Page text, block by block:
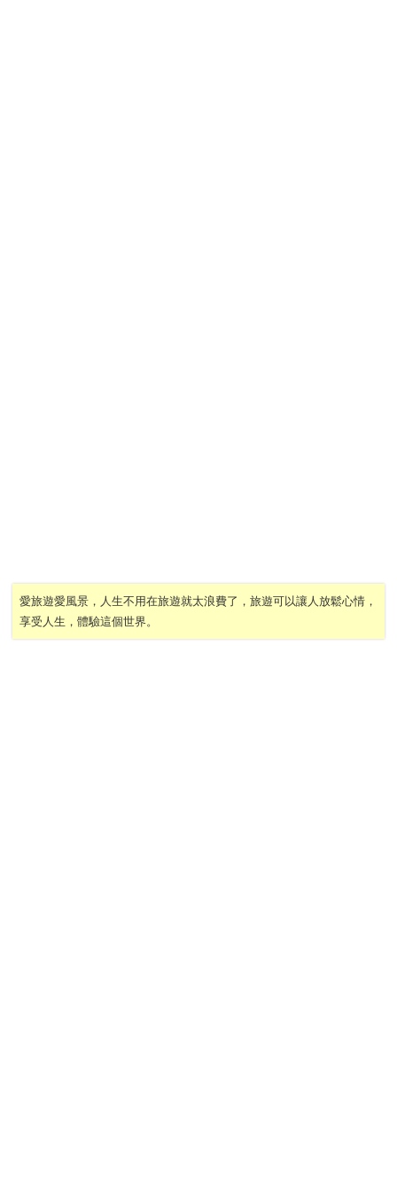
愛旅遊愛風景，人生不用在旅遊就太浪費了，旅遊可以讓人放鬆心情，
享受人生，體驗這個世界。